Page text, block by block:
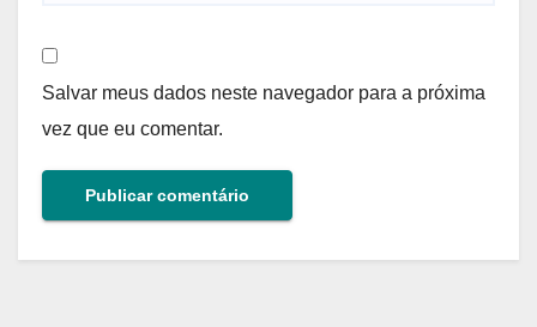
Salvar meus dados neste navegador para a próxima
vez que eu comentar.